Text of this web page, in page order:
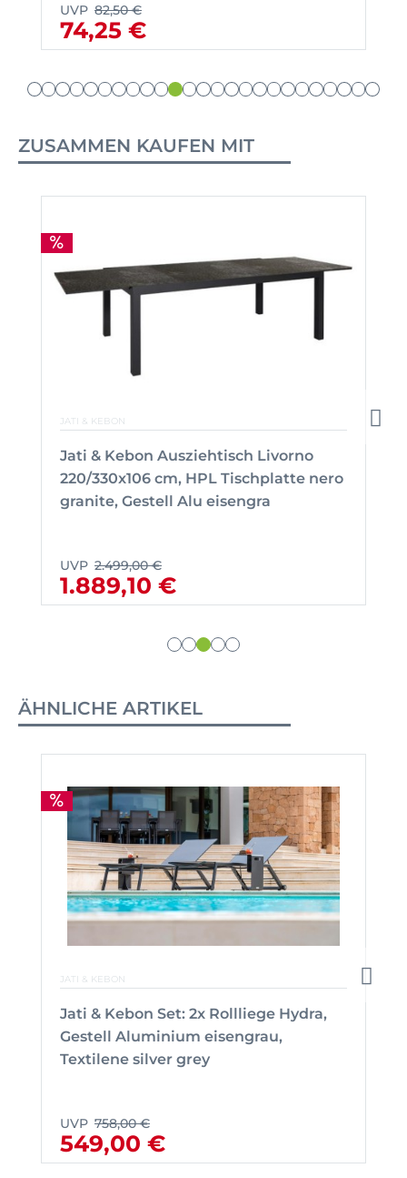
UVP 82,50 €
74,25 €
ZUSAMMEN KAUFEN MIT
JATI & KEBON
Jati & Kebon Ausziehtisch Livorno
220/330x106 cm, HPL Tischplatte nero
granite, Gestell Alu eisengra
UVP 2.499,00 €
1.889,10 €
ÄHNLICHE ARTIKEL
JATI & KEBON
Jati & Kebon Set: 2x Rollliege Hydra,
Gestell Aluminium eisengrau,
Textilene silver grey
UVP 758,00 €
549,00 €